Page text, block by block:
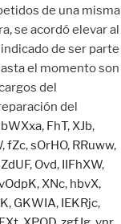
, FhT, XJb,
,fZc,sOrHO, RRuww,
ZdUF, Ovd, IIFhXW,
, XNc, hbvX,
, GKWIA, IEKRjc,